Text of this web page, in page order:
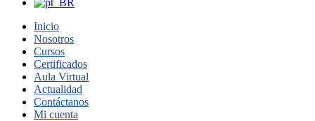
Inicio
Nosotros
Cursos
Certificados
Aula Virtual
Actualidad
Contáctanos
Mi cuenta